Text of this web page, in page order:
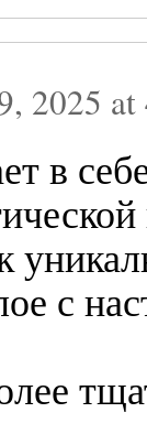
2025 at
в
с